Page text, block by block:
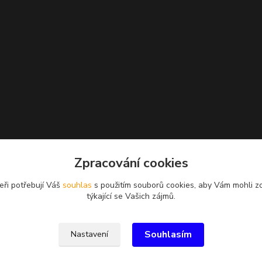
Zpracování cookies
potřebují Váš souhlas s použitím souborů cookies, aby Vám mohli
týkající se Vašich zájmů.
Nastavení Souhlasím